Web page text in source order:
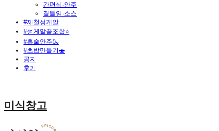
간편식·안주
곁들임·소스
#제철성게알
#성게알꿀조합⭐
#홈술안주🍶
#초밥만들기🍣
공지
후기
미식창고